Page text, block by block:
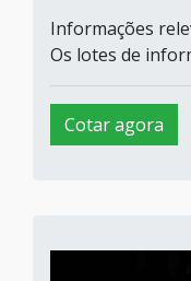
Informações
Os lotes de
Cotar agora